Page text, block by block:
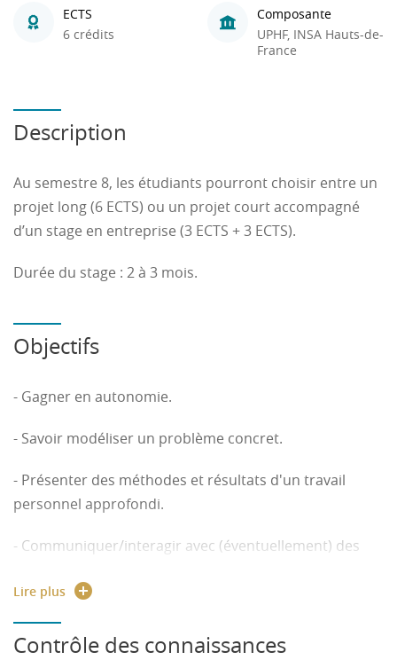
ECTS
6 crédits
Composante
UPHF, INSA Hauts-de-
France
Description
Au semestre 8, les étudiants pourront choisir entre un
projet long (6 ECTS) ou un projet court accompagné
d’un stage en entreprise (3 ECTS + 3 ECTS).
Durée du stage : 2 à 3 mois.
Objectifs
- Gagner en autonomie.
- Savoir modéliser un problème concret.
- Présenter des méthodes et résultats d'un travail
personnel approfondi.
- Communiquer/interagir avec (éventuellement) des
d'une simulation en calcul scientifique.
Lire plus
Contrôle des connaissances